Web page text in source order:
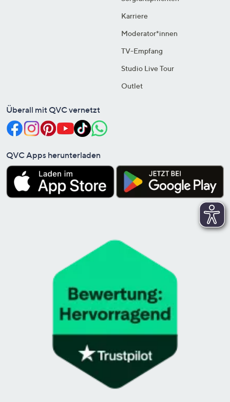
Karriere
Moderator*innen
TV-Empfang
Studio Live Tour
Outlet
Überall mit QVC vernetzt
QVC Apps herunterladen